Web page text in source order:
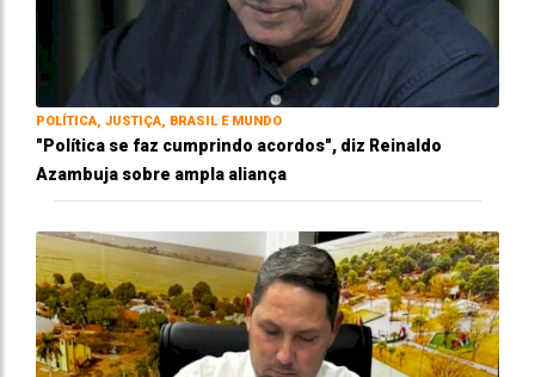
POLÍTICA, JUSTIÇA, BRASIL E MUNDO
"Política se faz cumprindo acordos", diz Reinaldo
Azambuja sobre ampla aliança